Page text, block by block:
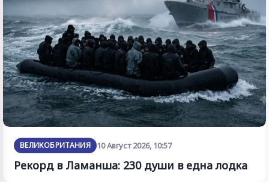
ВЕЛИКОБРИТАНИЯ 10 Август 2026, 10:57
Рекорд в Ламанша: 230 души в една лодка